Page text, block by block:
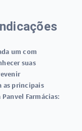
um com
suas
as principais
Farmácias: